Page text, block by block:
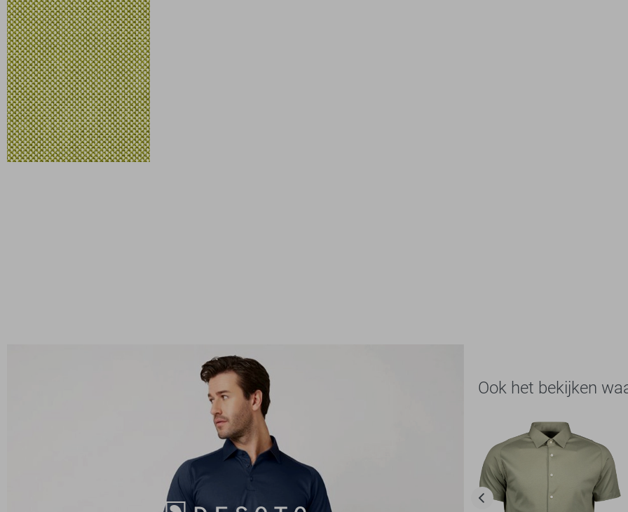
Ook het bekijken